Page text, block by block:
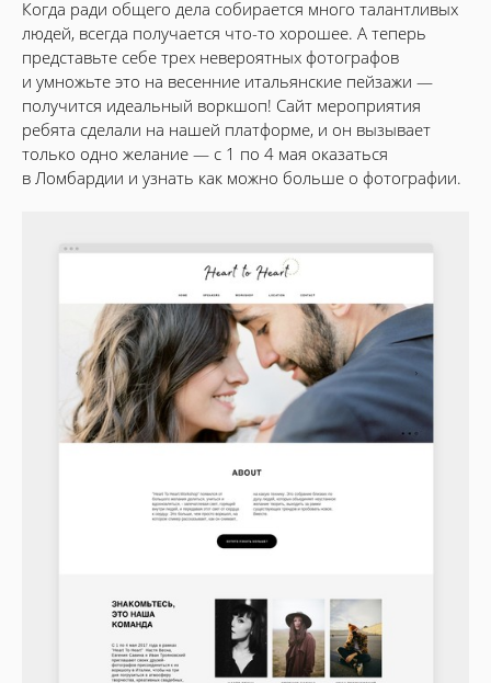
Когда ради общего дела собирается много талантливых
людей, всегда получается что-то хорошее. А теперь
представьте себе трех невероятных фотографов
и умножьте это на весенние итальянские пейзажи —
получится идеальный воркшоп! Сайт мероприятия
ребята сделали на нашей платформе, и он вызывает
только одно желание — с 1 по 4 мая оказаться
в Ломбардии и узнать как можно больше о фотографии.